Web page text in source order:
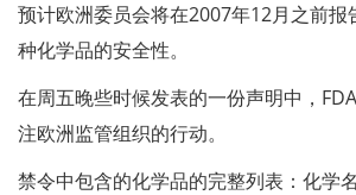
预计欧洲委员会将在2007年12月之前报
种化学品的安全性。
在周五晚些时候发表的一份声明中，
注欧洲监管组织的行动。
禁令中包含的化学品的完整列表：化学